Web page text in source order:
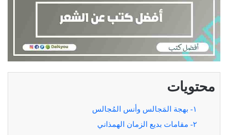
محتويات
١- بهجة المَجالس وأنس المُجالس
٢- مقامات بديع الزمان الهمذاني